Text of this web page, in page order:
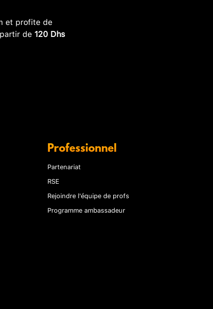
et profite de
de 120 Dhs
Professionnel
Partenariat
RSE
Rejoindre l'équipe de profs
Programme ambassadeur